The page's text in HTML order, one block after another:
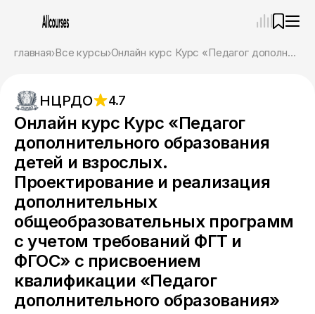
главная Все курсы Онлайн курс Курс «Педагог дополнительного образования детей и взрослых. Проектирование и реализация дополнительных общеобразовательных программ с учетом требований ФГТ и ФГОС» с присвоением квалификации «Педагог дополнительного образования» от НЦРДО
НЦРДО 4.7
Онлайн курс Курс «Педагог
дополнительного образования
детей и взрослых.
Проектирование и реализация
дополнительных
общеобразовательных программ
с учетом требований ФГТ и
ФГОС» с присвоением
квалификации «Педагог
дополнительного образования»
Привет! Я Ваш карьерный навигатор. Подберу
курсы, которые соответствует именно вашим
целям.
Пожалуйста, ответьте на несколько вопросов,
чтобы начать.
Приступим?